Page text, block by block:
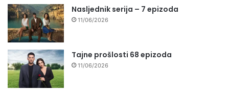
Nasljednik serija – 7 epizoda
11/06/2026
Tajne prošlosti 68 epizoda
11/06/2026